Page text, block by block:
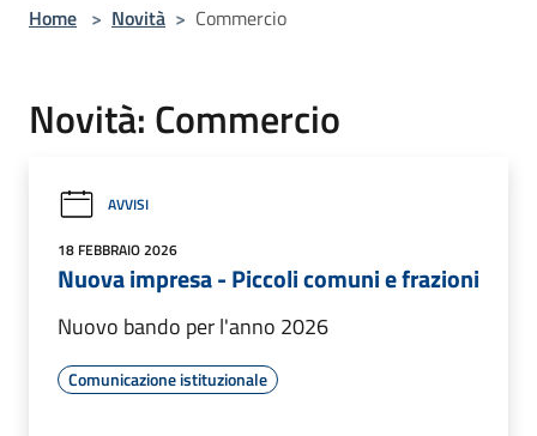
Home > Novità > Commercio
Novità: Commercio
AVVISI
18 FEBBRAIO 2026
Nuova impresa - Piccoli comuni e frazioni
Nuovo bando per l'anno 2026
Comunicazione istituzionale